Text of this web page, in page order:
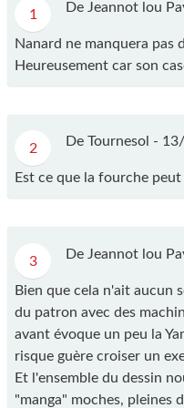
1 De Jeannot lou
Nanard ne manquera pas
Heureusement car son
2 De Tournesol -
Est ce que la fourche
3 De Jeannot lou
Bien que cela n'ait aucun
du patron avec des
avant évoque un peu la
risque guère croiser un
Et l'ensemble du dessin
"manga" moches, pleines